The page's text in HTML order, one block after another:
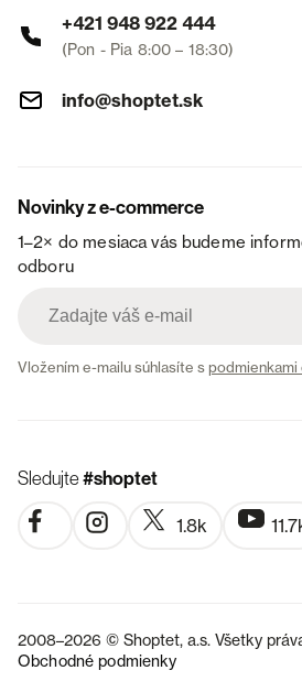
+421 948 922 444
(Pon - Pia 8:00 – 18:30)
info@shoptet.sk
Novinky z e-commerce
1–2× do mesiaca vás budeme
odboru
Vložením e-mailu súhlasíte spodmienkami
Sledujte#shoptet
1.8k
2008–2026 © Shoptet, a.s. Všetky
Obchodné podmienky